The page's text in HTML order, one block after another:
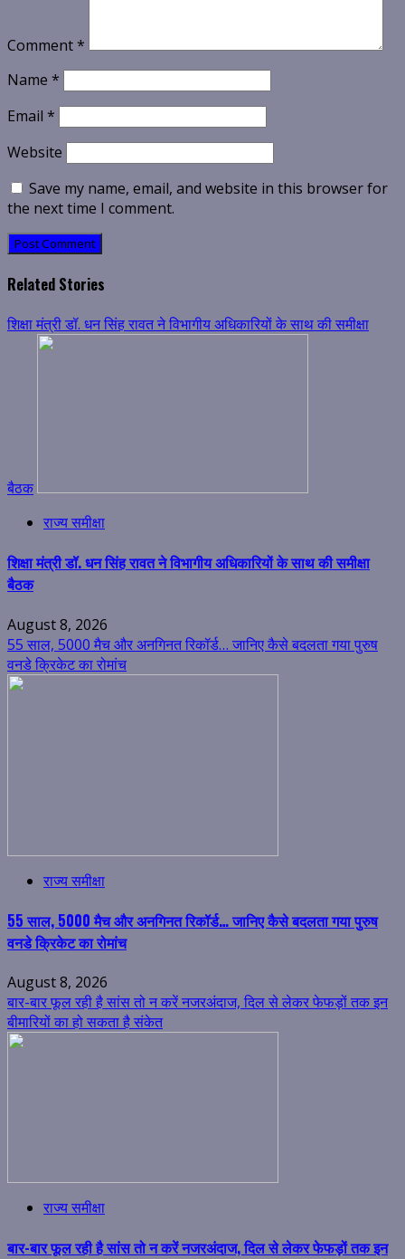
Comment*
Name *
Email *
Website
Save my name, email, and website in this browser for
the next time I comment.
Related Stories
शिक्षा मंत्री डॉ. धन सिंह रावत ने विभागीय अधिकारियों के साथ की समीक्षा
बैठक
राज्य समीक्षा
शिक्षा मंत्री डॉ. धन सिंह रावत ने विभागीय अधिकारियों के साथ की समीक्षा
बैठक
August 8, 2026
55 साल, 5000 मैच और अनगिनत रिकॉर्ड… जानिए कैसे बदलता गया पुरुष
वनडे क्रिकेट का रोमांच
राज्य समीक्षा
55 साल, 5000 मैच और अनगिनत रिकॉर्ड… जानिए कैसे बदलता गया पुरुष
वनडे क्रिकेट का रोमांच
August 8, 2026
बार-बार फूल रही है सांस तो न करें नजरअंदाज, दिल से लेकर फेफड़ों तक इन
बीमारियों का हो सकता है संकेत
राज्य समीक्षा
बार-बार फूल रही है सांस तो न करें नजरअंदाज, दिल से लेकर फेफड़ों तक इन